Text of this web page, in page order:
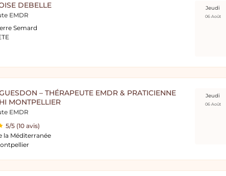
DEBELLE
EMDR
Semard
Jeudi
06 Août
– THÉRAPEUTE EMDR & PRATICIENNE
MONTPELLIER
EMDR
5/5 (10 avis)
la Méditerranée
Jeudi
06 Août